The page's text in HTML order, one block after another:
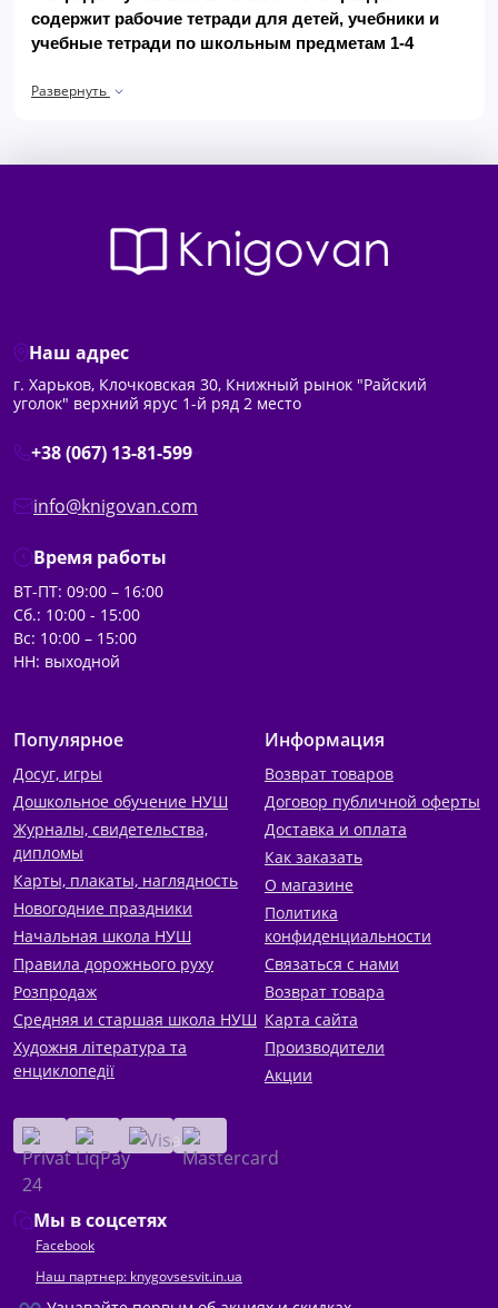
содержит рабочие тетради для детей, учебники и
учебные тетради по школьным предметам 1-4
"я исследую мир", "искусство", "дизайн и
подобраны в соответствии с требованиями
магазине "Книговселенная".
Категория "Тетради и учебники 1-4 класс" - это
базовых знаний и постепенное развитие ребенка без
стресса.
понимаем потребности начального образования и
детям учиться легко, системно и с удовольствием.
Что входит в категорию «Тетради и учебники 1-4
* школьные учебники для 1-4 классов НУШ,
школы;
* задачники и сборники задач;
* тетради по достижениям ученика;
диагностических работ;
* пособия по логике и тренажеры по формированию и
исправлению почерка;
* быстрочитайлики и сборники текстов для
внеклассного чтения;
* летние и зимние тетради для занятий во время
каникул;
* атласы, альбомы по искусству, дизайну и
технологиям, словари и справочники;
* сборники диктантов и разработки уроков для
Для кого эта категория:
*для родителей, которые хотят купить тетради и
учебники, чтобы помочь ребенку уверенно усвоить
школьную программу;
*для учителей начальных классов;
Развернуть
Наш адрес
г. Харьков, Клочковская 30, Книжный рынок "Райский
уголок" верхний ярус 1-й ряд 2 место
+38 (067) 13-81-599
info@knigovan.com
Время работы
ВТ-ПТ: 09:00 – 16:00
Сб.: 10:00 - 15:00
Вс: 10:00 – 15:00
НН: выходной
Популярное
Досуг, игры
Дошкольное обучение НУШ
Журналы, свидетельства,
дипломы
Карты, плакаты, наглядность
Новогодние праздники
Начальная школа НУШ
Правила дорожнього руху
Розпродаж
Средняя и старшая школа НУШ
Художня література та
енциклопедії
Информация
Возврат товаров
Договор публичной оферты
Доставка и оплата
Как заказать
О магазине
Политика
конфиденциальности
Связаться с нами
Возврат товара
Карта сайта
Производители
Акции
Мы в соцсетях
Facebook
Наш партнер: knygovsesvit.in.ua